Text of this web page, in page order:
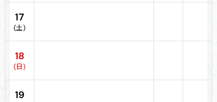
17
(土)
18
(日)
19